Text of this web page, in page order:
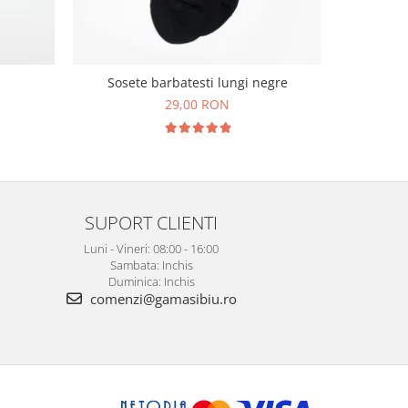
Sosete barbatesti lungi negre
29,00 RON
SUPORT CLIENTI
Luni - Vineri: 08:00 - 16:00
Sambata: Inchis
Duminica: Inchis
comenzi@gamasibiu.ro